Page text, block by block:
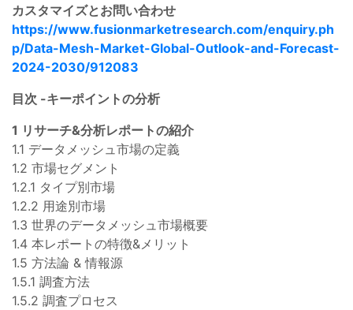
カスタマイズとお問い合わせ
https://www.fusionmarketresearch.com/enquiry.ph
p/Data-Mesh-Market-Global-Outlook-and-Forecast-
2024-2030/912083
目次 -キーポイントの分析
1 リサーチ&分析レポートの紹介
1.1 データメッシュ市場の定義
1.2 市場セグメント
1.2.1 タイプ別市場
1.2.2 用途別市場
1.3 世界のデータメッシュ市場概要
1.4 本レポートの特徴&メリット
1.5 方法論 & 情報源
1.5.1 調査方法
1.5.2 調査プロセス